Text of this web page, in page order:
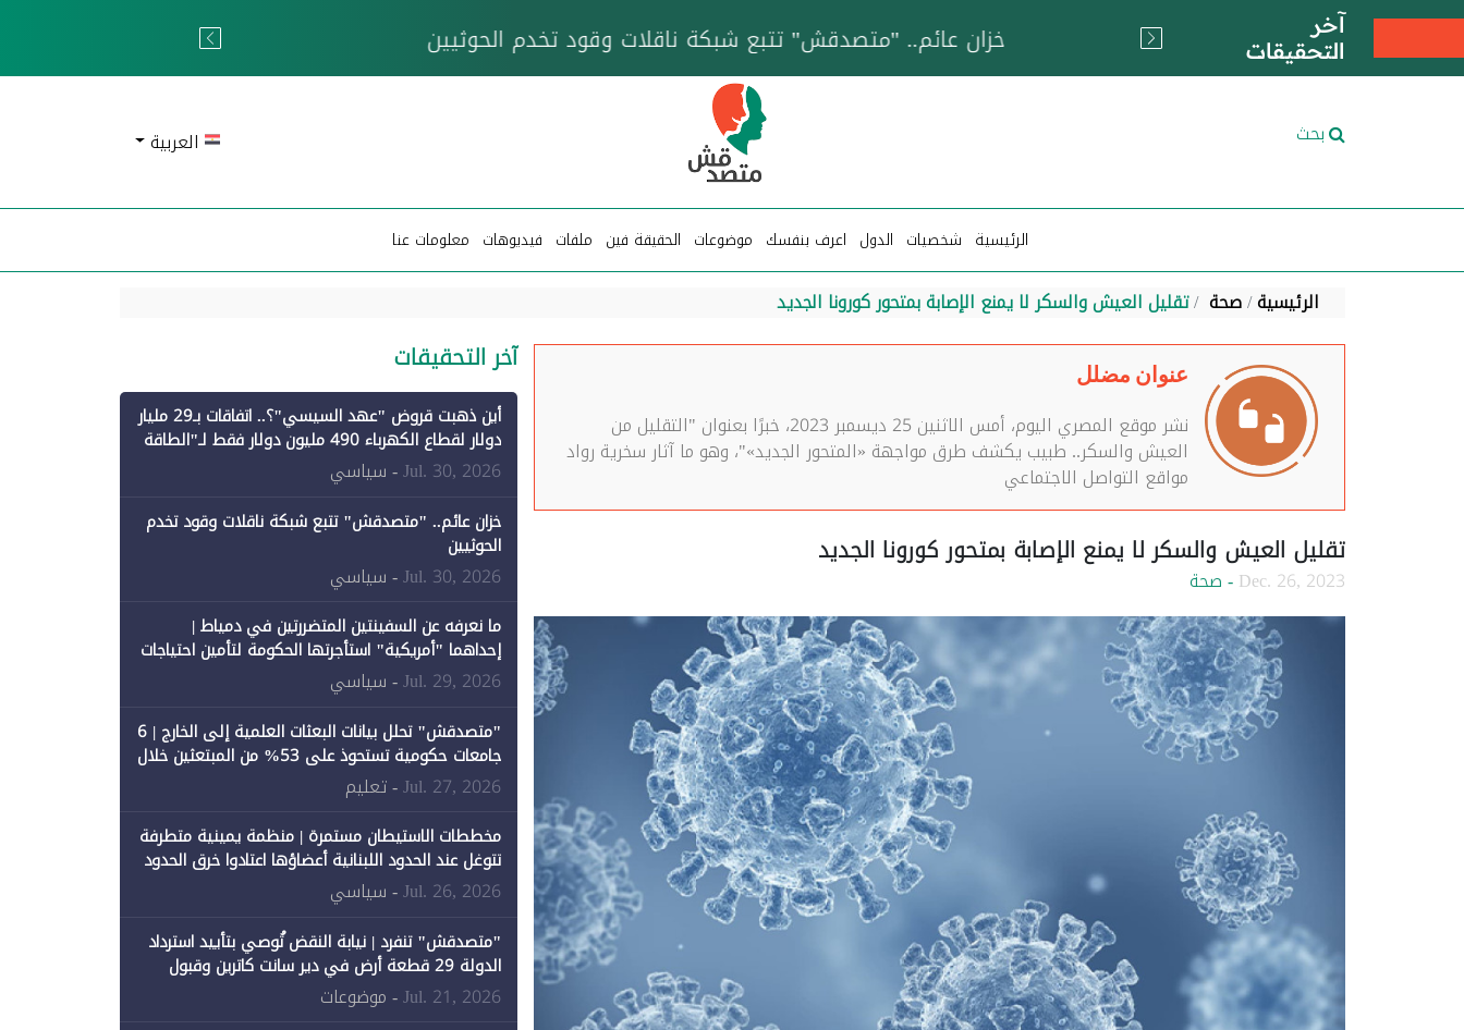
آخر
التحقيقات
خزان عائم.. "متصدقش" تتبع شبكة ناقلات وقود تخدم الحوثيين
بحث العربية
الرئيسية شخصيات الدول اعرف بنفسك موضوعات الحقيقة فين ملفات فيديوهات معلومات عنا
الرئيسية صحة تقليل العيش والسكر لا يمنع الإصابة بمتحور كورونا الجديد
عنوان مضلل
نشر موقع المصري اليوم، أمس الاثنين 25 ديسمبر 2023، خبرًا بعنوان "التقليل من
العيش والسكر.. طبيب يكشف طرق مواجهة «المتحور الجديد»"، وهو ما آثار سخرية رواد
مواقع التواصل الاجتماعي
تقليل العيش والسكر لا يمنع الإصابة بمتحور كورونا الجديد
Dec. 26, 2023 - صحة
آخر التحقيقات
أين ذهبت قروض "عهد السيسي"؟.. اتفاقات بـ29 مليار
دولار لقطاع الكهرباء 490 مليون دولار فقط لـ"الطاقة
المتجددة" (1)
Jul. 30, 2026- سياسي
خزان عائم.. "متصدقش" تتبع شبكة ناقلات وقود تخدم
الحوثيين
Jul. 30, 2026- سياسي
ما نعرفه عن السفينتين المتضررتين في دمياط |
إحداهما "أمريكية" استأجرتها الحكومة لتأمين احتياجات
الطاقة
Jul. 29, 2026- سياسي
"متصدقش" تحلل بيانات البعثات العلمية إلى الخارج | 6
جامعات حكومية تستحوذ على 53% من المبتعثين خلال
12 عامًا و6 جامعات كان نصيبها 1% فقط
Jul. 27, 2026- تعليم
مخططات الاستيطان مستمرة | منظمة يمينية متطرفة
تتوغل عند الحدود اللبنانية أعضاؤها اعتادوا خرق الحدود
Jul. 26, 2026- سياسي
"متصدقش" تنفرد | نيابة النقض تُوصي بتأييد استرداد
الدولة 29 قطعة أرض في دير سانت كاترين وقبول
طعن الحكومة جزئيًا (1)
Jul. 21, 2026- موضوعات